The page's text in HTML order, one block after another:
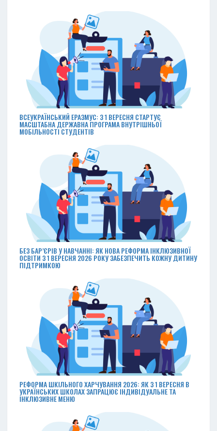
ВСЕУКРАЇНСЬКИЙ ЕРАЗМУС: З 1 ВЕРЕСНЯ СТАРТУЄ
МАСШТАБНА ДЕРЖАВНА ПРОГРАМА ВНУТРІШНЬОЇ
МОБІЛЬНОСТІ СТУДЕНТІВ
БЕЗ БАР’ЄРІВ У НАВЧАННІ: ЯК НОВА РЕФОРМА ІНКЛЮЗИВНОЇ
ОСВІТИ З 1 ВЕРЕСНЯ 2026 РОКУ ЗАБЕЗПЕЧИТЬ КОЖНУ ДИТИНУ
ПІДТРИМКОЮ
РЕФОРМА ШКІЛЬНОГО ХАРЧУВАННЯ 2026: ЯК З 1 ВЕРЕСНЯ В
УКРАЇНСЬКИХ ШКОЛАХ ЗАПРАЦЮЄ ІНДИВІДУАЛЬНЕ ТА
ІНКЛЮЗИВНЕ МЕНЮ